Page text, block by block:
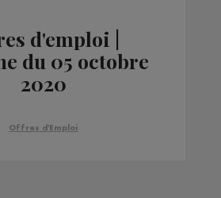
d'emploi |
du 05 octobre
2020
Offres d'Emploi